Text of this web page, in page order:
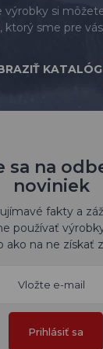
výrobky si
ktorý sme pre vás
KATALÓG
sa na
noviniek
fakty a
používať
ako na ne získať
Prihlásiť sa